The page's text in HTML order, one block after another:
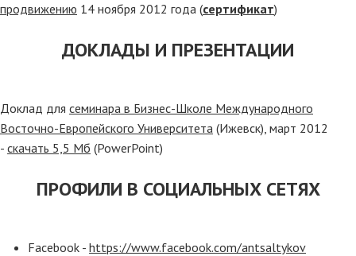
продвижению 14 ноября 2012 года (сертификат)
ДОКЛАДЫ И ПРЕЗЕНТАЦИИ
Доклад для семинара в Бизнес-Школе Международного
Восточно-Европейского Университета (Ижевск), март 2012
- скачать 5,5 Мб (PowerPoint)
ПРОФИЛИ В СОЦИАЛЬНЫХ СЕТЯХ
Facebook - https://www.facebook.com/antsaltykov